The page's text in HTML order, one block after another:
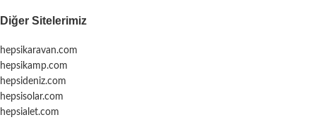
Diğer Sitelerimiz
hepsikaravan.com
hepsikamp.com
hepsideniz.com
hepsisolar.com
hepsialet.com